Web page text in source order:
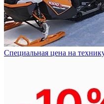
Специальная цена на